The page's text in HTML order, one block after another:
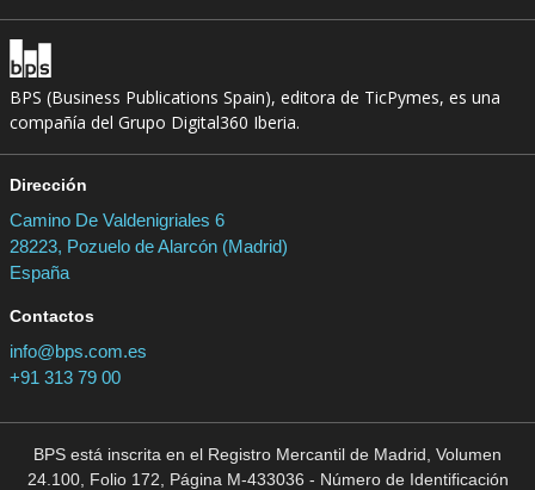
BPS (Business Publications Spain), editora de TicPymes, es una
compañía del Grupo Digital360 Iberia.
Dirección
Camino De Valdenigriales 6
28223, Pozuelo de Alarcón (Madrid)
España
Contactos
info@bps.com.es
+91 313 79 00
BPS está inscrita en el Registro Mercantil de Madrid, Volumen
24.100, Folio 172, Página M-433036 - Número de Identificación